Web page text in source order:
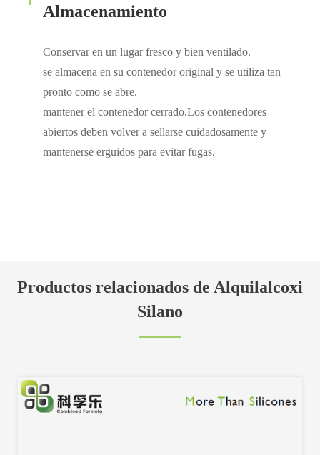
Almacenamiento
Conservar en un lugar fresco y bien ventilado.
se almacena en su contenedor original y se utiliza tan
pronto como se abre.
mantener el contenedor cerrado.Los contenedores
abiertos deben volver a sellarse cuidadosamente y
mantenerse erguidos para evitar fugas.
Productos relacionados de Alquilalcoxi
Silano